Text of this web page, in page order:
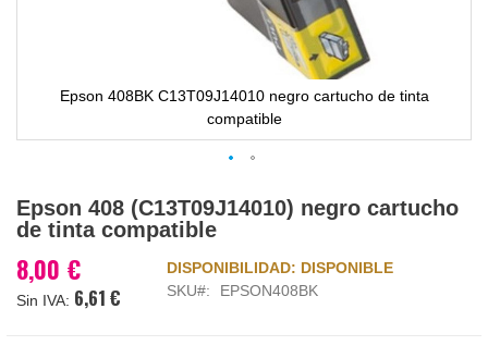
Epson 408BK C13T09J14010 negro cartucho de tinta
compatible
al
comienzo
la
galería
Epson 408 (C13T09J14010) negro cartucho
de tinta compatible
8,00 €
6,61 €
DISPONIBILIDAD: DISPONIBLE
SKU
EPSON408BK